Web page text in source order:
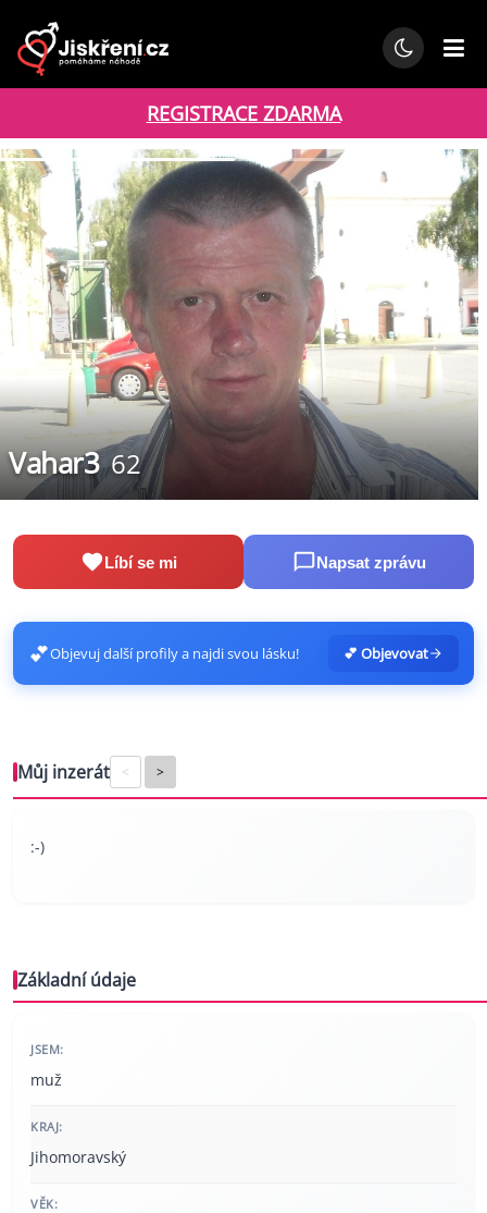
REGISTRACE ZDARMA
Vahar3 62
Líbí se mi Napsat zprávu
💕Objevuj další profily a najdi svou lásku! 💕 Objevovat
Můj inzerát < >
:-)
Základní údaje
JSEM:
muž
KRAJ:
Jihomoravský
VĚK: